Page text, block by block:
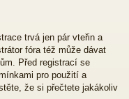
trvá jen pár vteřin a
fóra též může dávat
Před registrací se
pro použití a
že si přečtete jakákoliv